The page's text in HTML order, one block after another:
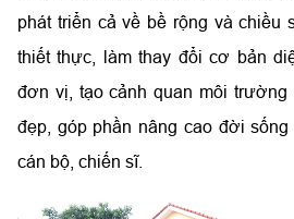
phát triển cả về bề rộng và chiều
thiết thực, làm thay đổi cơ bản
đơn vị, tạo cảnh quan môi trường
đẹp, góp phần nâng cao đời
cán bộ, chiến sĩ.